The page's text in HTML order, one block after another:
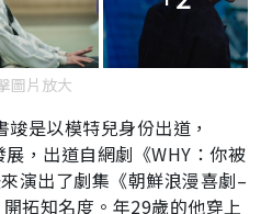
圖片放大
竣是以模特兒身份出道，
，出道自網劇《WHY ：你被
演出了劇集《朝鮮浪漫喜劇–
拓知名度。年29歲的他穿上